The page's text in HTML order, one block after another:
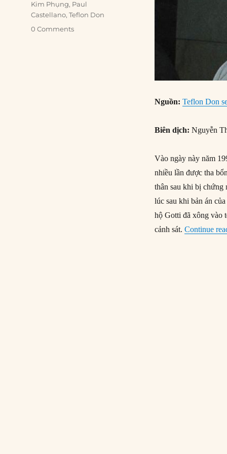
Nguồn: Teflon Don
Biên dịch: Nguyễn
Vào ngày này năm
nhiều lần được tha
thân sau khi bị chứng
lúc sau khi bản án
hộ Gotti đã xông vào
cảnh sát.Continue
Kim Phụng, Paul
Castellano,Teflon Don
0 Comments